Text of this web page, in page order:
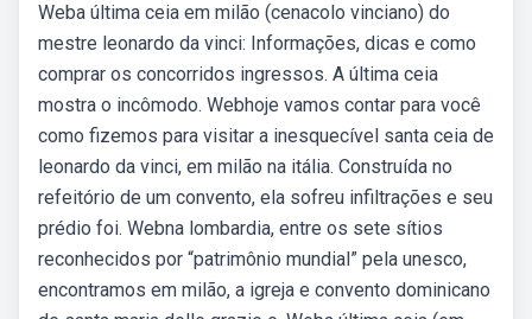
Weba última ceia em milão (cenacolo vinciano) do
mestre leonardo da vinci: Informações, dicas e como
comprar os concorridos ingressos. A última ceia
mostra o incômodo. Webhoje vamos contar para você
como fizemos para visitar a inesquecível santa ceia de
leonardo da vinci, em milão na itália. Construída no
refeitório de um convento, ela sofreu infiltrações e seu
prédio foi. Webna lombardia, entre os sete sítios
reconhecidos por “patrimônio mundial” pela unesco,
encontramos em milão, a igreja e convento dominicano